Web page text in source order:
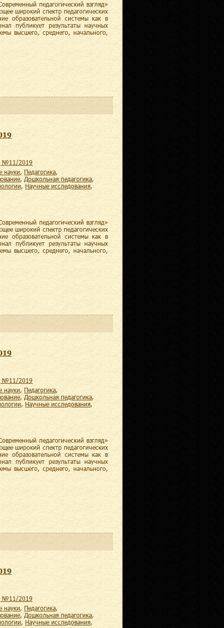
педагогический взгляд»
широкий спектр педагогических
образовательной системы как в
публикует результаты научных
высшего, среднего, начального,
№11/2019
науки, педагогика,
, дошкольная педагогика,
, научные исследования,
педагогический взгляд»
широкий спектр педагогических
образовательной системы как в
публикует результаты научных
высшего, среднего, начального,
№11/2019
науки, педагогика,
, дошкольная педагогика,
, научные исследования,
педагогический взгляд»
широкий спектр педагогических
образовательной системы как в
публикует результаты научных
высшего, среднего, начального,
№11/2019
науки, педагогика,
, дошкольная педагогика,
, научные исследования,